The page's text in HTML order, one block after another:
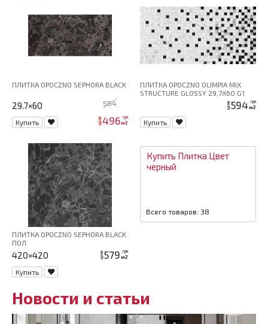
ПЛИТКА OPOCZNO SEPHORA BLACK
29.7×60 584
Купить цена 496 грн
м2
ПЛИТКА OPOCZNO OLIMPIA MIX
STRUCTURE GLOSSY 29,7X60 G1
цена 594 грн
м2
Купить
ПЛИТКА OPOCZNO SEPHORA BLACK
ПОЛ
420×420 цена 579 грн
м2
Купить
Купить Плитка Цвет
черный
Всего товаров: 38
Новости и статьи